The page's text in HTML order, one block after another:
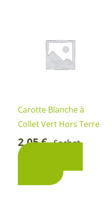
Carotte Blanche à
Collet Vert Hors Terre
2,05€-Sachet